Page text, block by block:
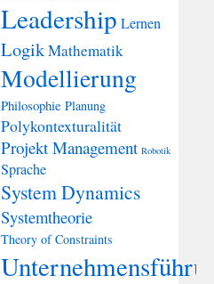
Leadership Lernen
LogikMathematik
Modellierung
Philosophie Planung
Polykontexturalität
Projekt Management Robotik
Sprache
System Dynamics
Systemtheorie
Theory of Constraints
Unternehmensführung